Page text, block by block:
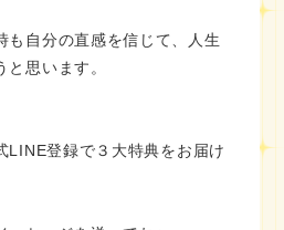
も自分の直感を信じて、人生
思います。
LINE登録で３大特典をお届け